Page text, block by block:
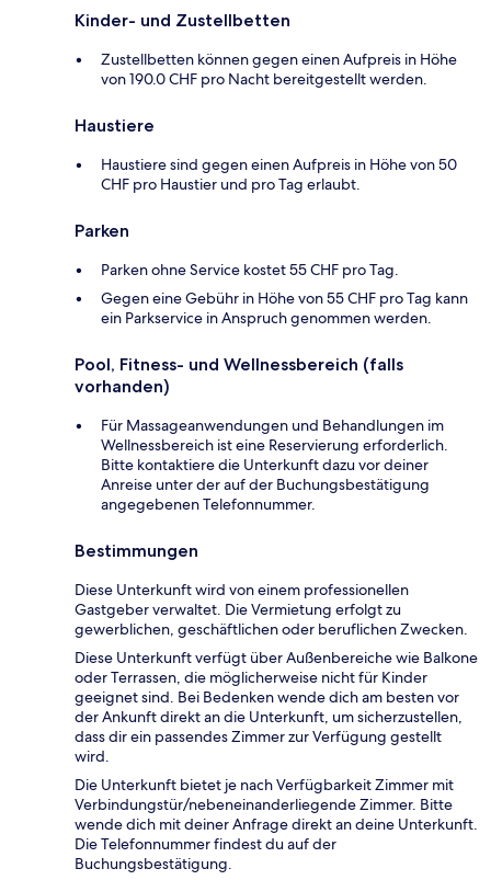
Kinder- und Zustellbetten
Zustellbetten können gegen einen Aufpreis in Höhe
von 190.0 CHF pro Nacht bereitgestellt werden.
Haustiere
Haustiere sind gegen einen Aufpreis in Höhe von 50
CHF pro Haustier und pro Tag erlaubt.
Parken
Parken ohne Service kostet 55 CHF pro Tag.
Gegen eine Gebühr in Höhe von 55 CHF pro Tag kann
ein Parkservice in Anspruch genommen werden.
Pool, Fitness- und Wellnessbereich (falls
vorhanden)
Für Massageanwendungen und Behandlungen im
Wellnessbereich ist eine Reservierung erforderlich.
Bitte kontaktiere die Unterkunft dazu vor deiner
Anreise unter der auf der Buchungsbestätigung
angegebenen Telefonnummer.
Bestimmungen
Diese Unterkunft wird von einem professionellen
Gastgeber verwaltet. Die Vermietung erfolgt zu
gewerblichen, geschäftlichen oder beruflichen Zwecken.
Diese Unterkunft verfügt über Außenbereiche wie Balkone
oder Terrassen, die möglicherweise nicht für Kinder
geeignet sind. Bei Bedenken wende dich am besten vor
der Ankunft direkt an die Unterkunft, um sicherzustellen,
dass dir ein passendes Zimmer zur Verfügung gestellt
wird.
Die Unterkunft bietet je nach Verfügbarkeit Zimmer mit
Verbindungstür/nebeneinanderliegende Zimmer. Bitte
wende dich mit deiner Anfrage direkt an deine Unterkunft.
Die Telefonnummer findest du auf der
Buchungsbestätigung.